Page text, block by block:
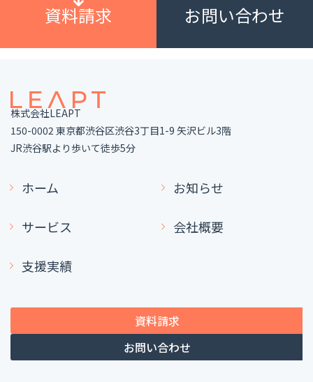
資料請求 お問い合わせ
株式会社LEAPT
150-0002 東京都渋谷区渋谷3丁目1-9 矢沢ビル3階
JR渋谷駅より歩いて徒歩5分
ホーム
サービス
支援実績
お知らせ
会社概要
資料請求
お問い合わせ